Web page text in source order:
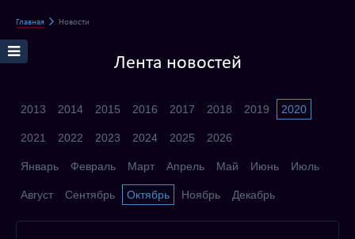
Главная Новости
Лента новостей
2013 2014 2015 2016 2017 2018 2019 2020
2021 2022 2023 2024 2025 2026
Январь Февраль Март Апрель Май Июнь Июль
Август Сентябрь Октябрь Ноябрь Декабрь